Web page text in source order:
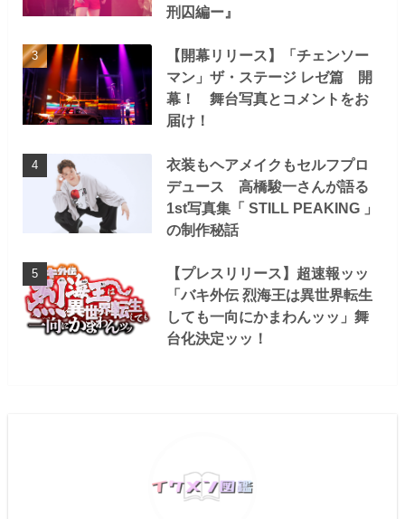
刑囚編ー』
【開幕リリース】「チェンソー
マン」ザ・ステージ レゼ篇 開
幕！ 舞台写真とコメントをお
届け！
衣装もヘアメイクもセルフプロ
デュース 高橋駿一さんが語る
1st写真集「 STILL PEAKING 」
の制作秘話
【プレスリリース】超速報ッッ
「バキ外伝 烈海王は異世界転生
しても一向にかまわんッッ」舞
台化決定ッッ！